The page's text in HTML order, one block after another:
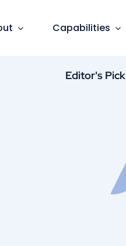
Capabilities
Editor's Pick